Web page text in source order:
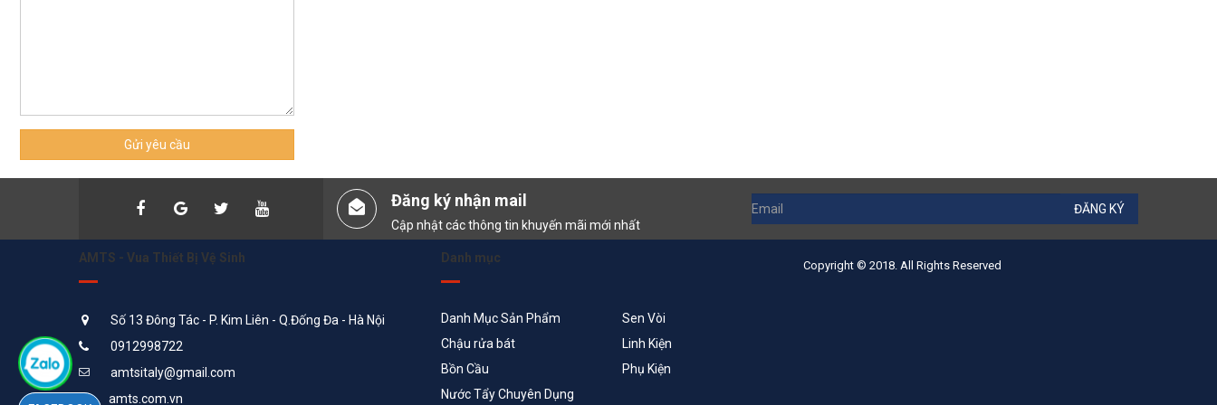
Gửi yêu cầu
Đăng ký nhận mail
Cập nhật các thông tin khuyến mãi mới nhất
ĐĂNG KÝ
AMTS - Vua Thiết Bị Vệ Sinh
Số 13 Đông Tác - P. Kim Liên - Q.Đống Đa - Hà Nội
0912998722
amtsitaly@gmail.com
amts.com.vn
Danh mục
Danh Mục Sản Phẩm
Sen Vòi
Chậu rửa bát
Linh Kiện
Bồn Cầu
Phụ Kiện
Nước Tẩy Chuyên Dụng
Copyright © 2018. All Rights Reserved